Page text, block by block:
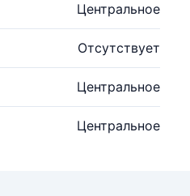
Центральное
Отсутствует
Центральное
Центральное